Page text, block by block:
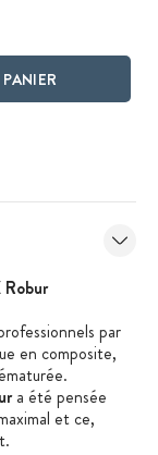
par
en composite,
a été pensée
et ce,